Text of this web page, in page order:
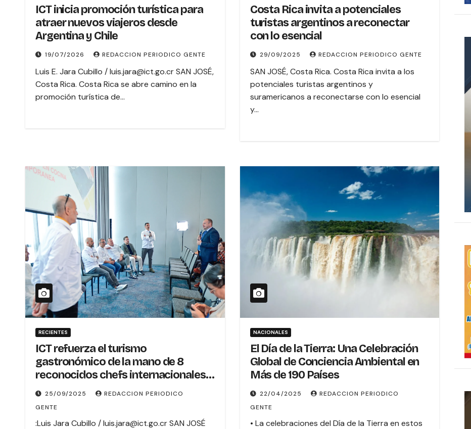
ICT inicia promoción turística para
atraer nuevos viajeros desde
Argentina y Chile
19/07/2026 REDACCION PERIODICO GENTE
Luis E. Jara Cubillo / luis.jara@ict.go.cr SAN JOSÉ,
Costa Rica. Costa Rica se abre camino en la
promoción turística de…
Costa Rica invita a potenciales
turistas argentinos a reconectar
con lo esencial
29/09/2025 REDACCION PERIODICO GENTE
SAN JOSÉ, Costa Rica. Costa Rica invita a los
potenciales turistas argentinos y
suramericanos a reconectarse con lo esencial
y…
RECIENTES
ICT refuerza el turismo
gastronómico de la mano de 8
reconocidos chefs internacionales
con experiencia Michelin
25/09/2025
REDACCION PERIODICO
GENTE
:Luis Jara Cubillo / luis.jara@ict.go.cr SAN JOSÉ
NACIONALES
El Día de la Tierra: Una Celebración
Global de Conciencia Ambiental en
Más de 190 Países
22/04/2025
REDACCION PERIODICO
GENTE
• La celebraciones del Día de la Tierra en estos